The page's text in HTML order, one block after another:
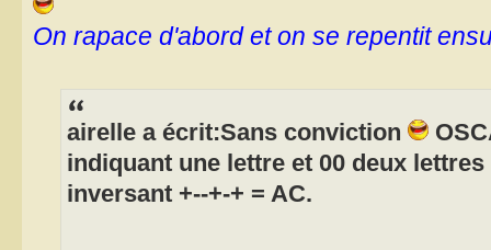
On rapace d'abord et on se repentit
airelle a écrit:Sans conviction
indiquant une lettre et 00 deux lettres
inversant +--+-+ = AC.